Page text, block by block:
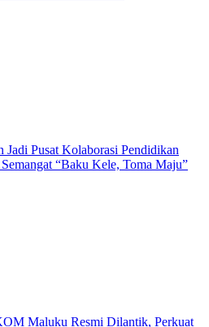
Jadi Pusat Kolaborasi Pendidikan
“Baku Kele, Toma Maju”
Maluku Resmi Dilantik, Perkuat